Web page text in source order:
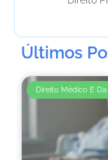
Últimos
Direito Médico E